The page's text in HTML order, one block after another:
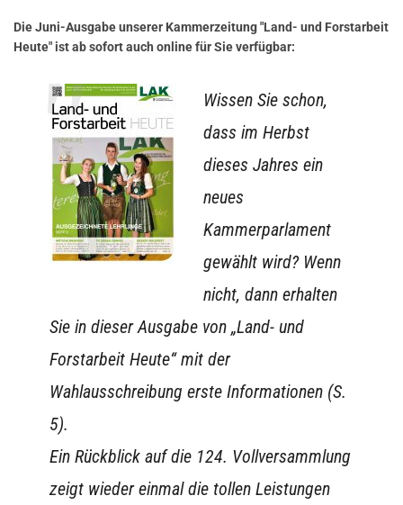
Die Juni-Ausgabe unserer Kammerzeitung "Land- und Forstarbeit
Heute" ist ab sofort auch online für Sie verfügbar:
Wissen Sie schon,
dass im Herbst
dieses Jahres ein
neues
Kammerparlament
gewählt wird? Wenn
nicht, dann erhalten
Sie in dieser Ausgabe von „Land- und
Forstarbeit Heute“ mit der
Wahlausschreibung erste Informationen (S.
5).
Ein Rückblick auf die 124. Vollversammlung
zeigt wieder einmal die tollen Leistungen